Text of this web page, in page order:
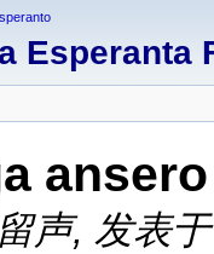
Esperanta
ansero
声, 发表